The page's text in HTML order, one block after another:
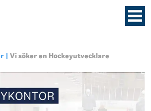
Vi söker en Hockeyutvecklare